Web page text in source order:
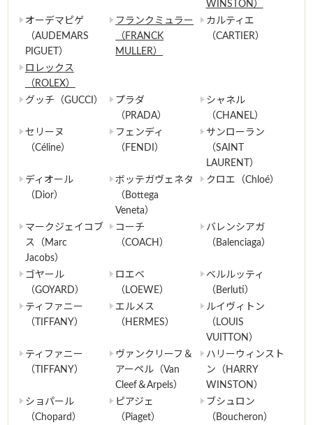
WINSTON）
オーデマピゲ
（AUDEMARS
PIGUET）
フランクミュラー
（FRANCK
MULLER）
カルティエ
（CARTIER）
ロレックス
（ROLEX）
グッチ（GUCCI）
プラダ
（PRADA）
シャネル
（CHANEL）
セリーヌ
（Céline）
フェンディ
（FENDI）
サンローラン
（SAINT
LAURENT）
ディオール
（Dior）
ボッテガヴェネタ
（Bottega
Veneta）
クロエ（Chloé）
マークジェイコブ
ス（Marc
Jacobs）
コーチ
（COACH）
バレンシアガ
（Balenciaga）
ゴヤール
（GOYARD）
ロエベ
（LOEWE）
ベルルッティ
（Berluti）
ティファニー
（TIFFANY）
エルメス
（HERMES）
ルイヴィトン
（LOUIS
VUITTON）
ティファニー
（TIFFANY）
ヴァンクリーフ＆
アーペル（Van
Cleef＆Arpels）
ハリーウィンスト
ン（HARRY
WINSTON）
ショパール
（Chopard）
ピアジェ
（Piaget）
ブシュロン
（Boucheron）